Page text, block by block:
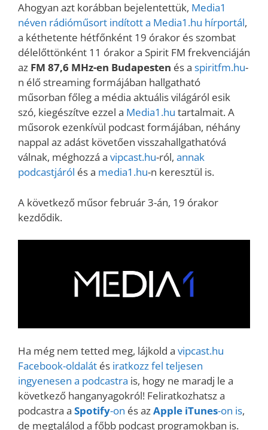
Ahogyan azt korábban bejelentettük, Media1
néven rádióműsort indított a Media1.hu hírportál,
a kéthetente hétfőnként 19 órakor és szombat
délelőttönként 11 órakor a Spirit FM frekvenciáján
az FM 87,6 MHz-en Budapesten és a spiritfm.hu-
n élő streaming formájában hallgatható
műsorban főleg a média aktuális világáról esik
szó, kiegészítve ezzel a Media1.hu tartalmait. A
műsorok ezenkívül podcast formájában, néhány
nappal az adást követően visszahallgathatóvá
válnak, méghozzá a vipcast.hu-ról, annak
podcastjáról és a media1.hu-n keresztül is.
A következő műsor február 3-án, 19 órakor
kezdődik.
Ha még nem tetted meg, lájkold a vipcast.hu
Facebook-oldalát és iratkozz fel teljesen
ingyenesen a podcastra is, hogy ne maradj le a
következő hanganyagokról! Feliratkozhatsz a
podcastra a Spotify-on és azApple iTunes-on is,
de megtalálod a főbb podcast programokban is.